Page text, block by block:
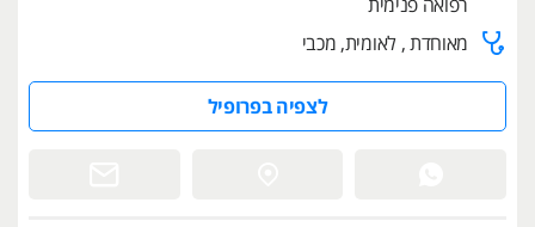
רפואה פנימית
מאוחדת , לאומית, מכבי
לצפיה בפרופיל